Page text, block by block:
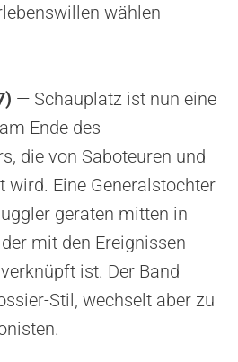
wählen
— Schauplatz ist nun eine
Ende des
die von Saboteuren und
wird. Eine Generalstochter
geraten mitten in
mit den Ereignissen
ist. Der Band
Stil, wechselt aber zu